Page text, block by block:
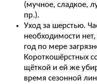
(мучное, сладкое,
пр.).
Уход за шерстью.
необходимости
год по мере
Короткошёрстных
щёткой и ей же
время сезонной